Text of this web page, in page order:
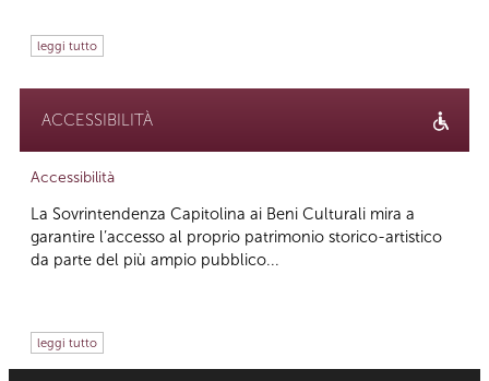
leggi tutto
ACCESSIBILITÀ
Accessibilità
La Sovrintendenza Capitolina ai Beni Culturali mira a
garantire l’accesso al proprio patrimonio storico-artistico
da parte del più ampio pubblico...
leggi tutto